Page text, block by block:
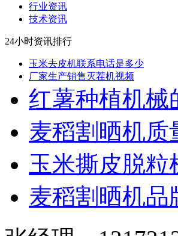
行业资讯
技术资讯
24小时资讯排行
玉米去皮机联系电话是多少
厂家生产销售灭茬机视频
红薯种植机械
麦稻割晒机质
玉米撕皮脱粒
麦稻割晒机品